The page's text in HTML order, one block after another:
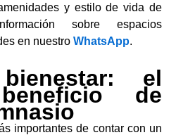
y estilo de vida de
sobre espacios
en nuestro WhatsApp.
el
de
importantes de contar con un